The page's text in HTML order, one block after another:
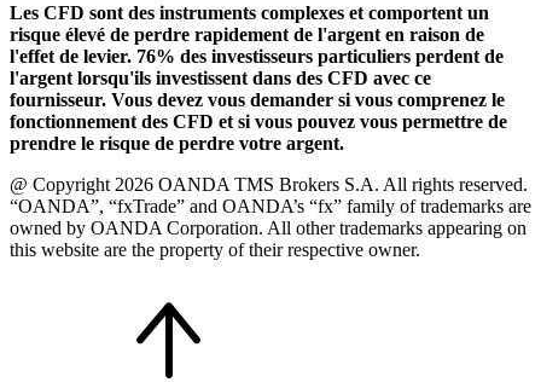
Les CFD sont des instruments complexes et comportent un
risque élevé de perdre rapidement de l'argent en raison de
l'effet de levier. 76% des investisseurs particuliers perdent de
l'argent lorsqu'ils investissent dans des CFD avec ce
fournisseur. Vous devez vous demander si vous comprenez le
fonctionnement des CFD et si vous pouvez vous permettre de
prendre le risque de perdre votre argent.
@ Copyright 2026 OANDA TMS Brokers S.A. All rights reserved.
“OANDA”, “fxTrade” and OANDA’s “fx” family of trademarks are
owned by OANDA Corporation. All other trademarks appearing on
this website are the property of their respective owner.